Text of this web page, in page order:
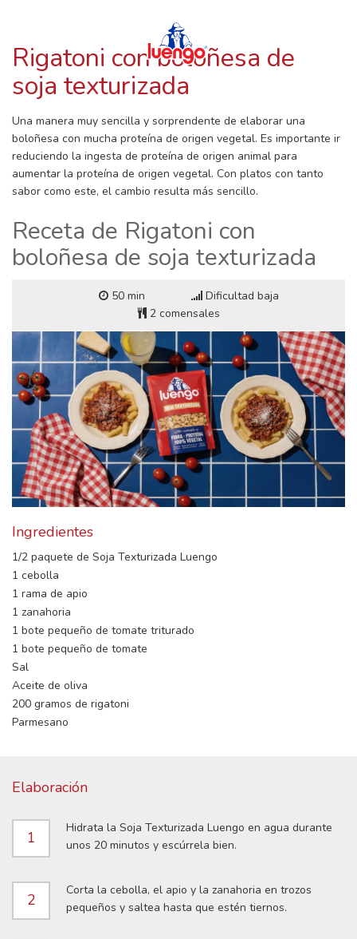
Rigatoni con boloñesa de
soja texturizada
Una manera muy sencilla y sorprendente de elaborar una
boloñesa con mucha proteína de origen vegetal. Es importante ir
reduciendo la ingesta de proteína de origen animal para
aumentar la proteína de origen vegetal. Con platos con tanto
sabor como este, el cambio resulta más sencillo.
Receta de Rigatoni con
boloñesa de soja texturizada
50 min
Dificultad baja
2 comensales
Ingredientes
1/2 paquete de Soja Texturizada Luengo
1 cebolla
1 rama de apio
1 zanahoria
1 bote pequeño de tomate triturado
1 bote pequeño de tomate
Sal
Aceite de oliva
200 gramos de rigatoni
Parmesano
Elaboración
1
Hidrata la Soja Texturizada Luengo en agua durante
unos 20 minutos y escúrrela bien.
2
Corta la cebolla, el apio y la zanahoria en trozos
pequeños y saltea hasta que estén tiernos.